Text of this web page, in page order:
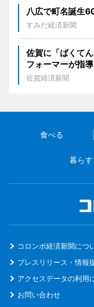
八広で町名誕生
すみだ経済新聞
佐賀に「ばくて
フォーマーが指導
佐賀経済新聞
食べる
暮らす
コロンボ経済新聞につ
プレスリリース・情報
アクセスデータの利用
お問い合わせ